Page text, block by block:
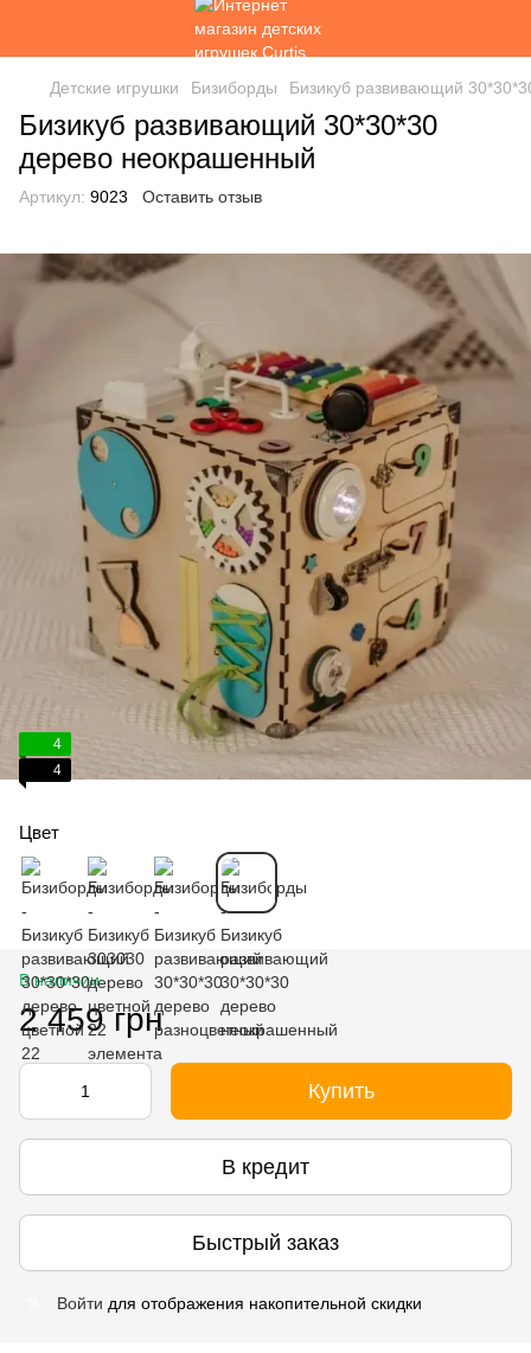
Детские игрушки Бизиборды Бизикуб развивающий
Бизикуб развивающий 30*30*30
дерево неокрашенный
Артикул: 9023 Оставить отзыв
4
4
Цвет
В наличии
2 459 грн
Купить
В кредит
Быстрый заказ
Войти для отображения накопительной скидки